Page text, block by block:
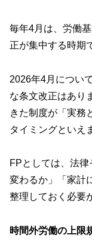
毎年4月は、労働
正が集中する時期
2026年4月につい
な条文改正はあり
きた制度が「実務
タイミングといえ
FPとしては、法
変わるか」「家計
整理しておく必要
時間外労働の上限